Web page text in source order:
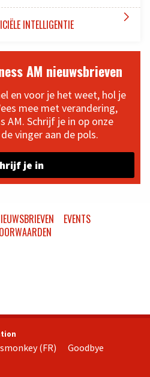
INTELLIGENTIE 
AM nieuwsbrieven
en voor je het weet, hol je
mee met verandering,
AM. Schrijf je in op onze
vinger aan de pols.
je in
EVENTS
(FR) Goodbye